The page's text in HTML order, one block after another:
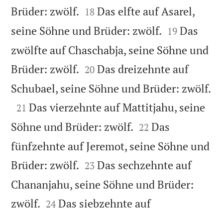
Brüder: zwölf. 

18 Das elfte auf Asarel,
seine Söhne und Brüder: zwölf. 

19 Das
zwölfte auf Chaschabja, seine Söhne und
Brüder: zwölf. 

20 Das dreizehnte auf
Schubael, seine Söhne und Brüder: zwölf.

21 Das vierzehnte auf Mattitjahu, seine
Söhne und Brüder: zwölf. 

22 Das
fünfzehnte auf Jeremot, seine Söhne und
Brüder: zwölf. 

23 Das sechzehnte auf
Chananjahu, seine Söhne und Brüder:
zwölf. 

24 Das siebzehnte auf